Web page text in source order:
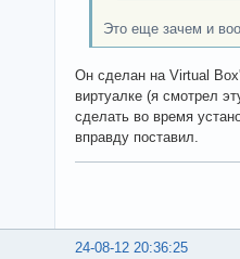
Это еще зачем и
Он сделан на Virtual
виртуалке (я смотрел
сделать во время
вправду поставил.
24-08-12 20:36:25